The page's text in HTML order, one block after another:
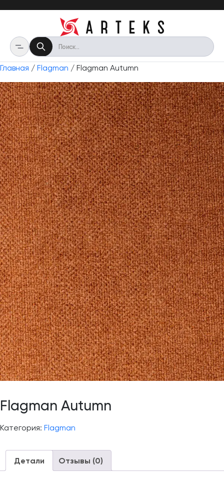
Главная / Flagman / Flagman Autumn
Flagman Autumn
Категория: Flagman
Детали Отзывы (0)